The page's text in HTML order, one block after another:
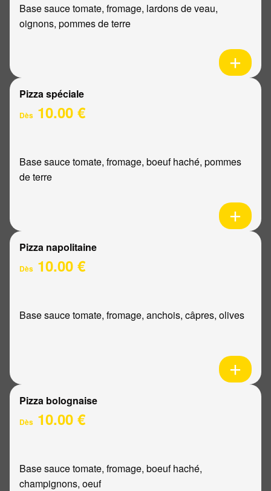
Base sauce tomate, fromage, lardons de veau,
oignons, pommes de terre
Pizza spéciale
Dès 10.00 €
Base sauce tomate, fromage, boeuf haché, pommes
de terre
Pizza napolitaine
Dès 10.00 €
Base sauce tomate, fromage, anchois, câpres, olives
Pizza bolognaise
Dès 10.00 €
Base sauce tomate, fromage, boeuf haché,
champignons, oeuf